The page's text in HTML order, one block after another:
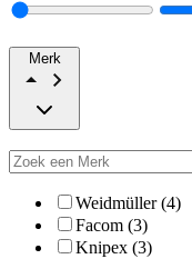
Merk
Weidmüller (4)
Facom (3)
Knipex (3)